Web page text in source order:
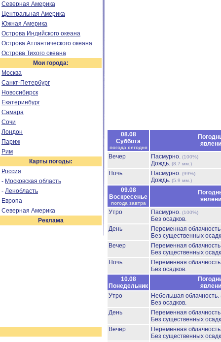
Северная Америка
Центральная Америка
Южная Америка
Острова Индийского океана
Острова Атлантического океана
Острова Тихого океана
Мои города:
Москва
Санкт-Петербург
Новосибирск
Екатеринбург
Самара
Сочи
Лондон
Париж
Рим
Карты погоды:
Россия
- Московская область
- Ленобласть
Европа
Северная Америка
Реклама
08.08
Суббота
погода сегодня
Вечер
Пасмурно. (100%)
Дождь. (8.7 мм.)
Ночь Пасмурно. (99%)
Дождь. (5.9 мм.)
09.08
Воскресенье
погода завтра
Утро
Пасмурно. (100%)
Без осадков.
День
Переменная
Без существенных
Вечер
Переменная
Без существенных
Ночь
Переменная
Без осадков.
10.08
Понедельник
Утро
Небольшая облачность.
Без осадков.
День
Переменная
Без существенных
Вечер
Переменная
Без существенных